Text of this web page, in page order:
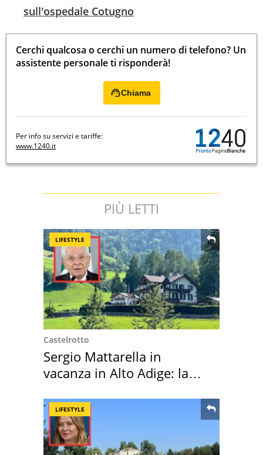
sull'ospedale Cotugno
Cerchi qualcosa o cerchi un numero di telefono? Un
assistente personale ti risponderà!
Chiama
Per info su servizi e tariffe:
www.1240.it
PIÙ LETTI
LIFESTYLE
Castelrotto
Sergio Mattarella in
vacanza in Alto Adige: la
LIFESTYLE